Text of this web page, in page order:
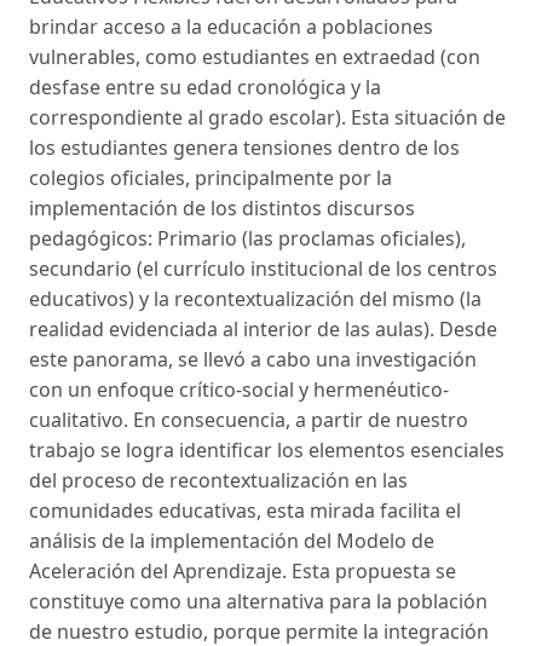
brindar acceso a la educación a poblaciones
vulnerables, como estudiantes en extraedad (con
desfase entre su edad cronológica y la
correspondiente al grado escolar). Esta situación de
los estudiantes genera tensiones dentro de los
colegios oficiales, principalmente por la
implementación de los distintos discursos
pedagógicos: Primario (las proclamas oficiales),
secundario (el currículo institucional de los centros
educativos) y la recontextualización del mismo (la
realidad evidenciada al interior de las aulas). Desde
este panorama, se llevó a cabo una investigación
con un enfoque crítico-social y hermenéutico-
cualitativo. En consecuencia, a partir de nuestro
trabajo se logra identificar los elementos esenciales
del proceso de recontextualización en las
comunidades educativas, esta mirada facilita el
análisis de la implementación del Modelo de
Aceleración del Aprendizaje. Esta propuesta se
constituye como una alternativa para la población
de nuestro estudio, porque permite la integración